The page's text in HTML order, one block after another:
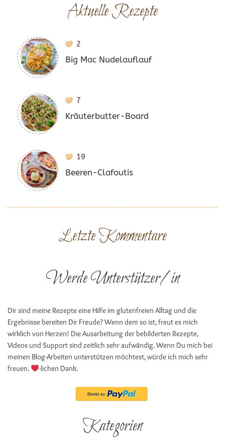
Aktuelle Rezepte
2
Big Mac Nudelauflauf
7
Kräuterbutter-Board
19
Beeren-Clafoutis
Letzte Kommentare
Werde Unterstützer/in
Dir sind meine Rezepte eine Hilfe im glutenfreien Alltag und die
Ergebnisse bereiten Dir Freude? Wenn dem so ist, freut es mich
wirklich von Herzen! Die Ausarbeitung der bebilderten Rezepte,
Videos und Support sind zeitlich sehr aufwändig. Wenn Du mich bei
meinen Blog-Arbeiten unterstützen möchtest, würde ich mich sehr
freuen.
-lichen Dank.
Kategorien